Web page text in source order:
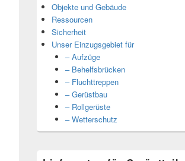
Objekte und Gebäude
Ressourcen
Sicherheit
Unser Einzugsgebiet für
– Aufzüge
– Behelfsbrücken
– Fluchttreppen
– Gerüstbau
– Rollgerüste
– Wetterschutz